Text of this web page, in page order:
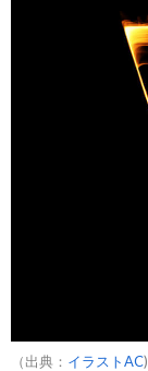
（出典： イラストAC)